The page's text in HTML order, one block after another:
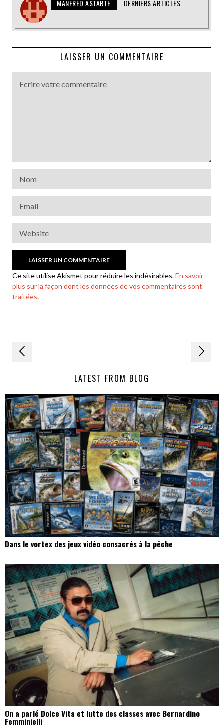
MANFRED ASTARTE DERNIERS ARTICLES
LAISSER UN COMMENTAIRE
Ce site utilise Akismet pour réduire les indésirables.En savoir
plus sur la façon dont les données de vos commentaires sont
traitées.
Navigation
de LATEST FROM BLOG
Dans le vortex des jeux vidéo consacrés à la pêche
On a parlé Dolce Vita et lutte des classes avec Bernardino
Femminielli